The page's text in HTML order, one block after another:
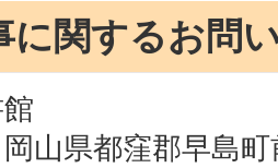
に関するお問
山県都窪郡早島